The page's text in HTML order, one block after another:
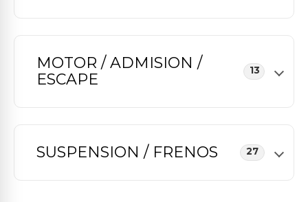
MOTOR / ADMISION /
ESCAPE
13
SUSPENSION / FRENOS 27